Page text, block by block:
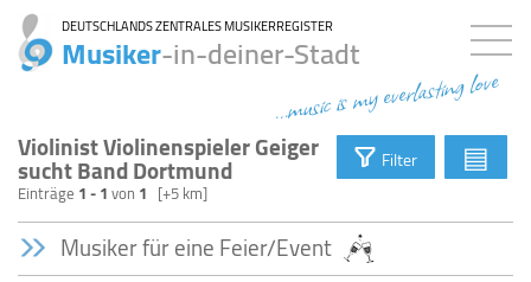
DEUTSCHLANDS ZENTRALES MUSIKERREGISTER
Musiker-in-deiner-Stadt
...music is my everlasting love
Violinist Violinenspieler Geiger
sucht Band Dortmund
Einträge 1 - 1von 1 [+5 km]
Filter ▤
Musiker für eine Feier/Event